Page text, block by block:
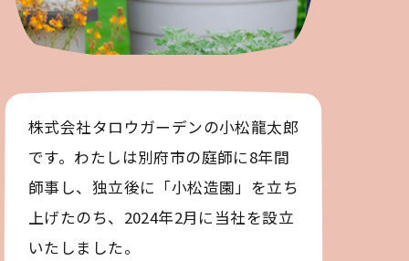
株式会社タロウガーデンの小松龍太郎
です。わたしは別府市の庭師に8年間
師事し、独立後に「小松造園」を立ち
上げたのち、2024年2月に当社を設立
いたしました。